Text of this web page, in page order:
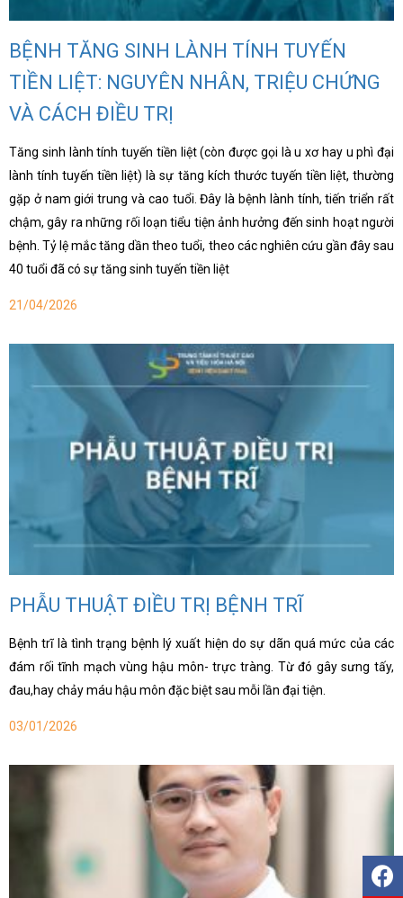
BỆNH TĂNG SINH LÀNH TÍNH TUYẾN
TIỀN LIỆT: NGUYÊN NHÂN, TRIỆU CHỨNG
VÀ CÁCH ĐIỀU TRỊ
Tăng sinh lành tính tuyến tiền liệt (còn được gọi là u xơ hay u phì đại
lành tính tuyến tiền liệt) là sự tăng kích thước tuyến tiền liệt, thường
gặp ở nam giới trung và cao tuổi. Đây là bệnh lành tính, tiến triển rất
chậm, gây ra những rối loạn tiểu tiện ảnh hưởng đến sinh hoạt người
bệnh. Tỷ lệ mắc tăng dần theo tuổi, theo các nghiên cứu gần đây sau
40 tuổi đã có sự tăng sinh tuyến tiền liệt
21/04/2026
PHẪU THUẬT ĐIỀU TRỊ BỆNH TRĨ
Bệnh trĩ là tình trạng bệnh lý xuất hiện do sự dãn quá mức của các
đám rối tĩnh mạch vùng hậu môn- trực tràng. Từ đó gây sưng tấy,
đau,hay chảy máu hậu môn đặc biệt sau mỗi lần đại tiện.
03/01/2026